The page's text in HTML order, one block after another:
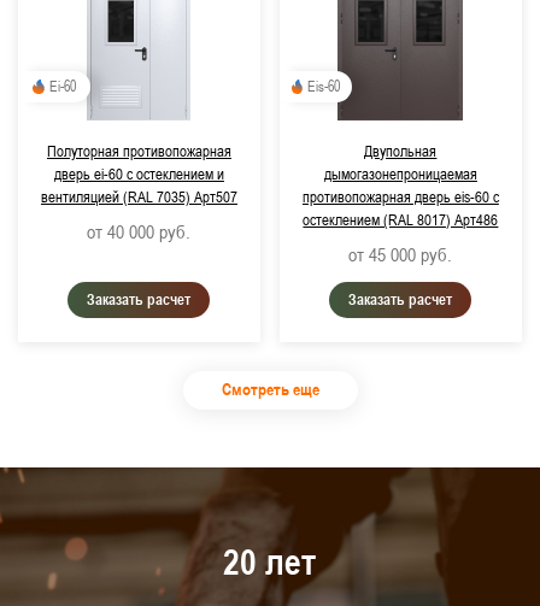
Ei-60
Полуторная противопожарная
дверь ei-60 с остеклением и
вентиляцией (RAL 7035) Арт507
от 40 000 руб.
Заказать расчет
Eis-60
Двупольная
дымогазонепроницаемая
противопожарная дверь eis-60 с
остеклением (RAL 8017) Арт486
от 45 000 руб.
Заказать расчет
Смотреть еще
20 лет